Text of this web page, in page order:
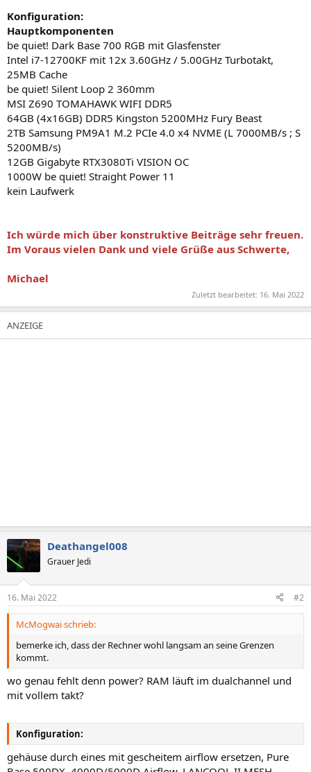
Konfiguration:
Hauptkomponenten
be quiet! Dark Base 700 RGB mit Glasfenster
Intel i7-12700KF mit 12x 3.60GHz / 5.00GHz Turbotakt,
25MB Cache
be quiet! Silent Loop 2 360mm
MSI Z690 TOMAHAWK WIFI DDR5
64GB (4x16GB) DDR5 Kingston 5200MHz Fury Beast
2TB Samsung PM9A1 M.2 PCIe 4.0 x4 NVME (L 7000MB/s ; S
5200MB/s)
12GB Gigabyte RTX3080Ti VISION OC
1000W be quiet! Straight Power 11
kein Laufwerk
Ich würde mich über konstruktive Beiträge sehr freuen.
Im Voraus vielen Dank und viele Grüße aus Schwerte,
Michael
Zuletzt bearbeitet: 16. Mai 2022
Deathangel008
Grauer Jedi
16. Mai 2022 #2
McMogwai schrieb:
bemerke ich, dass der Rechner wohl langsam an seine Grenzen
kommt.
wo genau fehlt denn power? RAM läuft im dualchannel und
mit vollem takt?
Konfiguration:
gehäuse durch eines mit gescheitem airflow ersetzen, Pure